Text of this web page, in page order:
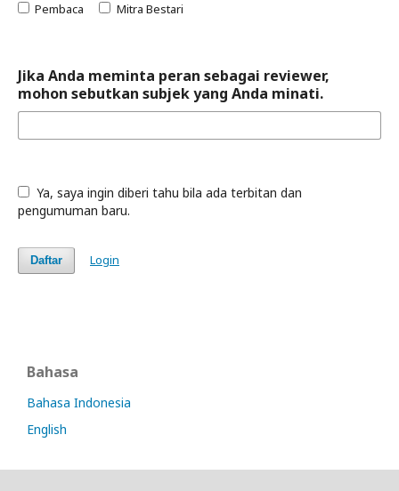
Pembaca Mitra Bestari
Jika Anda meminta peran sebagai reviewer,
mohon sebutkan subjek yang Anda minati.
Ya, saya ingin diberi tahu bila ada terbitan dan
pengumuman baru.
Daftar Login
Bahasa
Bahasa Indonesia
English